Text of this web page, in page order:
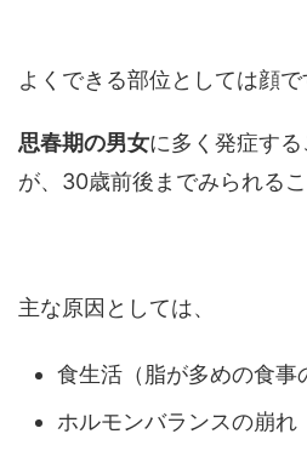
よくできる部位としては顔で
思春期の男女に多く発症す
が、30歳前後までみられるこ
主な原因としては、
食生活（脂が多めの食事
ホルモンバランスの崩れ